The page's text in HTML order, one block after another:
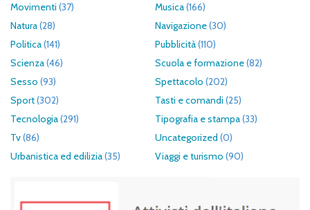
Movimenti (37) Musica(166)
Natura(28) Navigazione(30)
Politica(141) Pubblicità(110)
Scienza(46) Scuola e formazione(82)
Sesso (93) Spettacolo (202)
Sport(302) Tasti e comandi (25)
Tecnologia(291) Tipografia e stampa(33)
Tv(86) Uncategorized (0)
Urbanistica ed edilizia(35) Viaggi e turismo (90)